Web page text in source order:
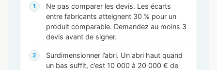
Ne pas comparer les devis. Les écarts
entre fabricants atteignent 30 % pour un
produit comparable. Demandez au moins 3
devis avant de signer.
Surdimensionner l’abri. Un abri haut quand
un bas suffit, c’est 10 000 à 20 000 € de